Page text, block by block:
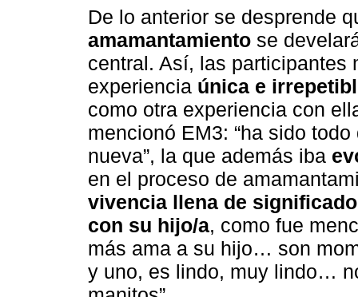
De lo anterior se desprende
amamantamiento se
central. Así, las participantes
experiencia única e
como otra experiencia con
mencionó EM3: “ha sido
nueva”, la que además iba
en el proceso de
vivencia llena de
con su hijo/a, como fue
más ama a su hijo… son
y uno, es lindo, muy lindo…